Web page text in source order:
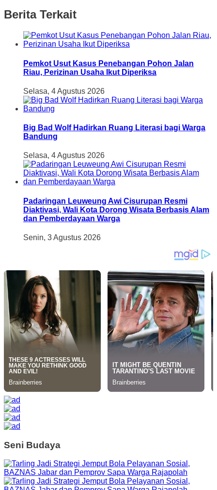
Berita Terkait
Pemkot Usut Kasus Penebangan Pohon Jalan
Riau, Perizinan Usaha Ikut Diperiksa
Selasa, 4 Agustus 2026
Big Bad Wolf Hadirkan Ruang Literasi bagi Warga
Bandung
Selasa, 4 Agustus 2026
Padaringan Leuweung Awi Cisurupan Resmi
Diaktivasi, Wali Kota Dorong Wisata Berbasis Alam
dan Pemberdayaan Warga
Senin, 3 Agustus 2026
Seni Budaya